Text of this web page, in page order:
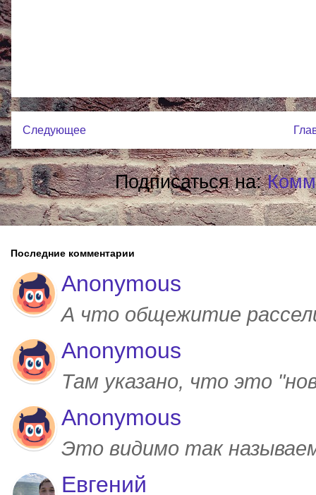
Следующее
Подписаться на:
Последние комментарии
Anonymous
А что общежитие
Anonymous
Там указано, что это
Anonymous
Это видимо так
Евгений